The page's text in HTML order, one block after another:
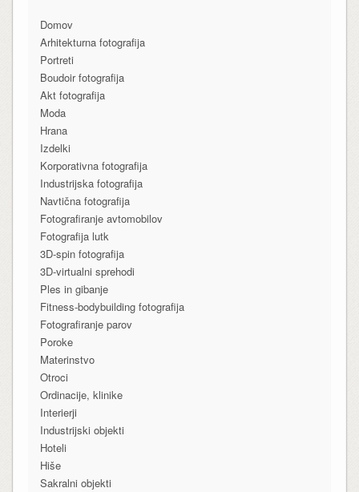
Domov
Arhitekturna fotografija
Portreti
Boudoir fotografija
Akt fotografija
Moda
Hrana
Izdelki
Korporativna fotografija
Industrijska fotografija
Navtična fotografija
Fotografiranje avtomobilov
Fotografija lutk
3D-spin fotografija
3D-virtualni sprehodi
Ples in gibanje
Fitness-bodybuilding fotografija
Fotografiranje parov
Poroke
Materinstvo
Otroci
Ordinacije, klinike
Interierji
Industrijski objekti
Hoteli
Hiše
Sakralni objekti